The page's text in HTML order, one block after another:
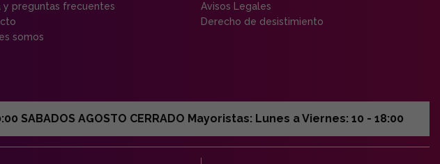
y preguntas frecuentes
somos
Avisos Legales
Derecho de desistimiento
SABADOS AGOSTO CERRADO Mayoristas: Lunes a Viernes: 10 - 18:00